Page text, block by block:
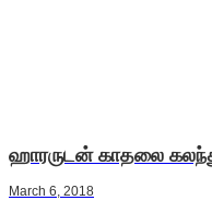
ஹாரருடன் காதலை
March 6, 2018